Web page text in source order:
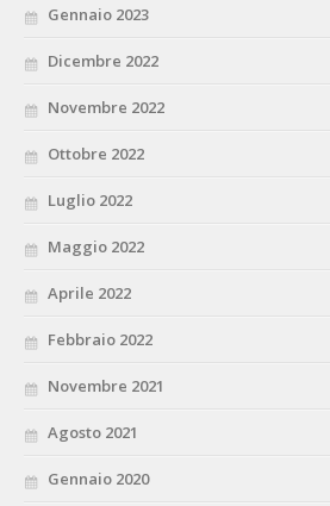
Gennaio 2023
Dicembre 2022
Novembre 2022
Ottobre 2022
Luglio 2022
Maggio 2022
Aprile 2022
Febbraio 2022
Novembre 2021
Agosto 2021
Gennaio 2020